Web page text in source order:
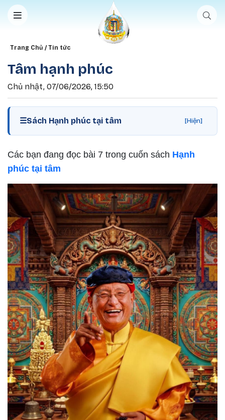
Nhảy đến nội dung
Breadcrumb
Trang Chủ Tin tức
Tâm hạnh phúc
Chủ nhật, 07/06/2026, 15:50
☰Sách Hạnh phúc tại tâm [Hiện]
Các bạn đang đọc bài 7 trong cuốn sách Hạnh
phúc tại tâm